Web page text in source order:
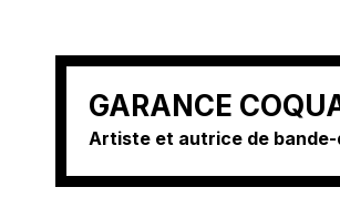
Aller
contenu
(Pressez
GARANCE
Artiste et autrice de bande-